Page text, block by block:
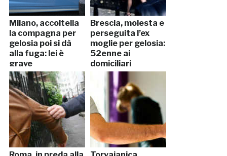
Milano, accoltella
la compagna per
gelosia poi si dà
alla fuga: lei è
grave
Brescia, molesta e
perseguita l’ex
moglie per gelosia:
52enne ai
domiciliari